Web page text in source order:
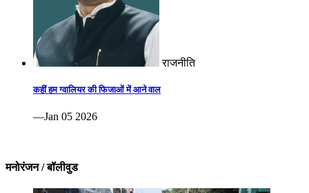
राजनीति
कहीं हम ग्वालियर की फिजाओं में आने वाल
—Jan 05 2026
मनोरंजन / बॉलीवुड